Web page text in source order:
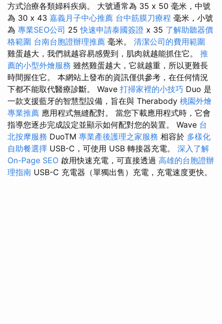
方式治療各類婦科疾病。 大號通常為 35 x 50 毫米，中號
為 30 x 43 嘉義月子中心推薦 台中筋膜刀療程 毫米，小號
為 專業SEO公司 25快速申請泰國簽證 x 35 了解助聽器價
格範圍 台南台胞證辦理推薦 毫米。 清潔公司的費用範圍
雞蛋越大，我們就越容易感覺到，肌肉就越能抓住它。 推
薦的小型外燴服務 雖然雞蛋越大，它就越重，所以更難長
時間握住它。 本網站上發布的資訊僅供參考，在任何情況
下都不能取代醫療診斷。 Wave 打掃家裡的小技巧 Duo 是
一款支援藍牙的智慧型設備，旨在與 Therabody 桃園外燴
專業推薦 應用程式無縫配對。 當您下載應用程式時，它會
指導您逐步完成設定並顯示如何配對您的裝置。 Wave 台
北按摩服務 DuoTM 專業產後護理之家服務 相容於 多樣化
自助餐選擇 USB-C，可使用 USB 轉接器充電。 深入了解
On-Page SEO 啟用快速充電，可直接透過 高雄的台胞證辦
理指南 USB-C 充電器（單獨出售）充電，充電速度更快。